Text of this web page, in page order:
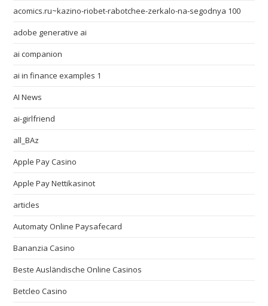
acomics.ru~kazino-riobet-rabotchee-zerkalo-na-segodnya 100
adobe generative ai
ai companion
ai in finance examples 1
AI News
ai-girlfriend
all_BAz
Apple Pay Casino
Apple Pay Nettikasinot
articles
Automaty Online Paysafecard
Bananzia Casino
Beste Ausländische Online Casinos
Betcleo Casino